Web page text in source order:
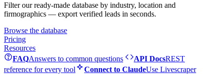
Filter our ready-made database by industry, location and
firmographics — export verified leads in seconds.
Browse the database
Pricing
Resources
FAQAnswers to common questions API DocsREST
reference for every tool
Connect to ClaudeUse Livescraper